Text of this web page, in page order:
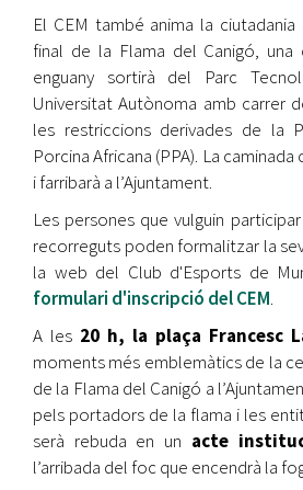
El CEM també anima la
final de la Flama del Canigó, una
enguany sortirà del Parc
Universitat Autònoma amb carrer
les restriccions derivades de la
Porcina Africana (PPA). La
i farribarà a l’Ajuntament.
Les persones que vulguin
recorreguts poden formalitzar la
la web del Club d'Esports de
formulari d'inscripció del CEM.
A les 20 h, la plaça Francesc
moments més emblemàtics de la
de la Flama del Canigó a
pels portadors de la flama i les
serà rebuda en un acte
l’arribada del foc que encendrà la